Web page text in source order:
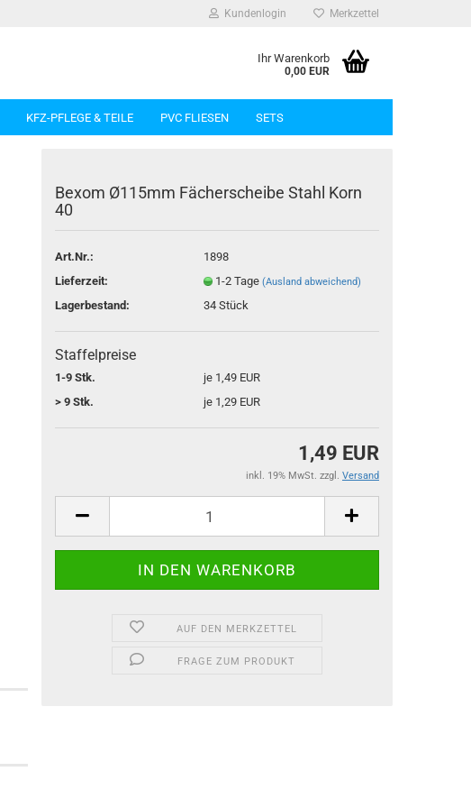
Kundenlogin
Konto erstellen
Passwort vergessen?
Merkzettel
Ihr Warenkorb
0,00 EUR
KFZ-PFLEGE & TEILE PVC FLIESEN SETS
Bexom Ø115mm Fächerscheibe Stahl Korn
40
Art.Nr.:
1898
Lieferzeit:
1-2 Tage (Ausland abweichend)
Lagerbestand: 34 Stück
Staffelpreise
1-9 Stk.
je 1,49 EUR
> 9 Stk.
je 1,29 EUR
1,49 EUR
inkl. 19% MwSt. zzgl. Versand
AUF DEN MERKZETTEL
FRAGE ZUM PRODUKT